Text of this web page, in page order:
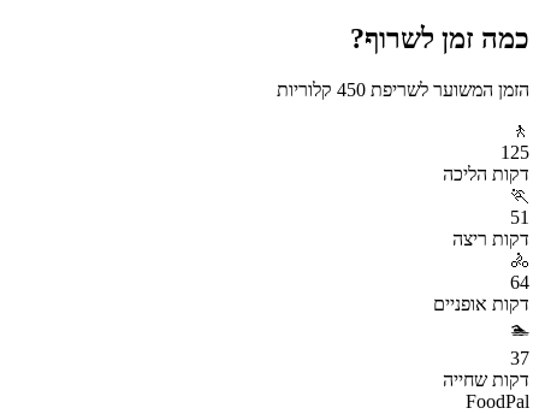
כמה זמן לשרוף?
הזמן המשוער לשריפת 450 קלוריות
🚶
125
דקות הליכה
🏃
51
דקות ריצה
🚴
64
דקות אופניים
🏊
37
דקות שחייה
FoodPal